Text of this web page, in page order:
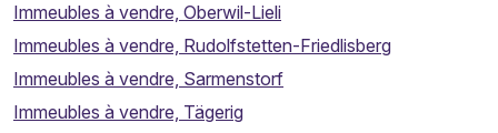
Immeubles à vendre, Oberwil-Lieli
Immeubles à vendre, Rudolfstetten-Friedlisberg
Immeubles à vendre, Sarmenstorf
Immeubles à vendre, Tägerig